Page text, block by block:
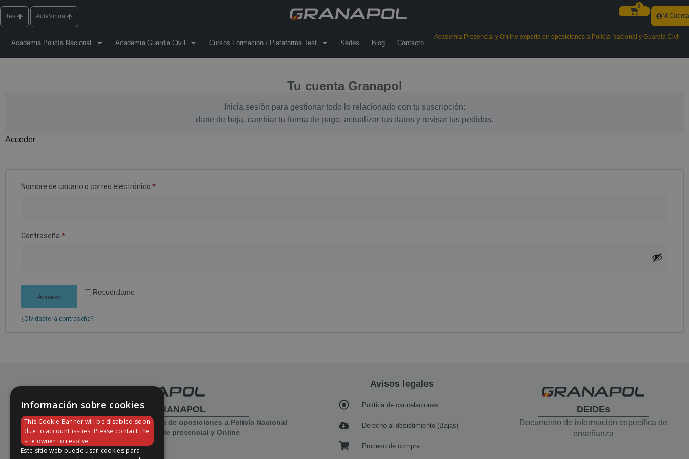
Test AulaVirtual
0
MiCuenta
Academia Policía Nacional Academia Guardia Civil Cursos Formación / Plataforma Test Sedes Blog Contacto
Academia Presencial y Online experta en oposiciones a Policía Nacional y Guardia Civil
Tu cuenta Granapol
Inicia sesión para gestionar todo lo relacionado con tu suscripción:
darte de baja, cambiar tu forma de pago, actualizar tus datos y revisar tus pedidos.
Acceder
Nombre de usuario o correo electrónico *
Contraseña *
Recuérdame
Acceso
¿Olvidaste la contraseña?
ACADEMIA GRANAPOL
Academia especializada en la preparación de oposiciones a Policía Nacional
y Guardia Civil con opción de presencial y Online
Avisos legales
Política de cancelaciones
Derecho al desistimiento (Bajas)
Proceso de compra
DEIDEs
Documento de información específica de
enseñanza
Información sobre cookies
This Cookie Banner will be disabled soon
due to account issues. Please contact the
site owner to resolve.
Este sitio web puede usar cookies para